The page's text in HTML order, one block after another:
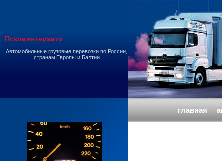
Псковинтеравто
Автомобильные грузовые перевозки по России,
странам Европы и Балтии
главная |